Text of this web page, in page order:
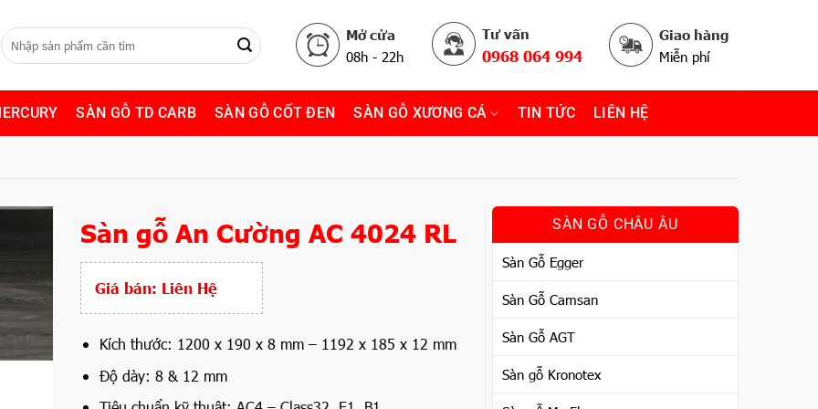
Mở cửa
08h - 22h
Tư vấn
0968 064 994
Giao hàng
Miễn phí
SÀN GỖ TD CARB SÀN GỖ CỐT ĐEN SÀN GỖ XƯƠNG CÁ TIN TỨC LIÊN HỆ
SÀN GỖ CHÂU ÂU
Sàn Gỗ Egger
Sàn Gỗ Camsan
Sàn Gỗ AGT
Sàn gỗ Kronotex
Sàn gỗ An Cường AC 4024 RL
Giá bán: Liên Hệ
Kích thước: 1200 x 190 x 8 mm – 1192 x 185 x 12 mm
Độ dày: 8 & 12 mm